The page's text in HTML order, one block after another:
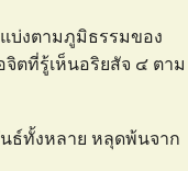
บ่งตามภูมิธรรมของ
ตที่รู้เห็นอริยสัจ ๔ ตาม
ธ์ทั้งหลาย หลุดพ้นจาก